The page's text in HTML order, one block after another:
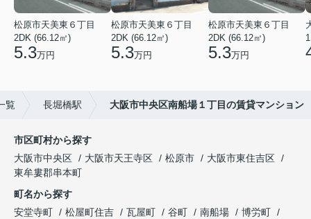
松原市天美東６丁目
2DK (66.12㎡)
5.3万円
松原市天美東６丁目
2DK (66.12㎡)
5.3万円
松原市天美東６丁目
2DK (66.12㎡)
5.3万円
覧 長堀橋駅 大阪市中央区南船場１丁目の賃貸マンション
市区町村から探す
大阪市中央区
大阪市天王寺区 松原市
大阪市東住吉区
東牟婁郡串本町
町名から探す
安堂寺町
松屋町住吉 瓦屋町 谷町 南船場
博労町